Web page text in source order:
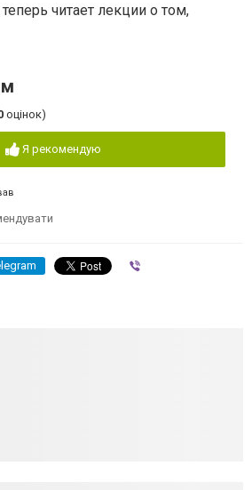
читает лекции о том,
оцінок)
Я рекомендую